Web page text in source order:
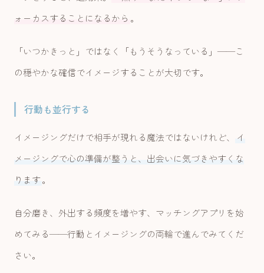
ォーカスすることになるから 。
「いつかきっと」ではなく「もうそうなっている」——こ
の穏やかな確信でイメージすることが大切です。
行動も並行する
イメージングだけで相手が現れる魔法ではないけれど、
イ
メージングで心の準備が整うと、出会いに気づきやすくな
ります。
自分磨き、外出する頻度を増やす、マッチングアプリを始
めてみる——行動とイメージングの両輪で進んでみてくだ
さい。